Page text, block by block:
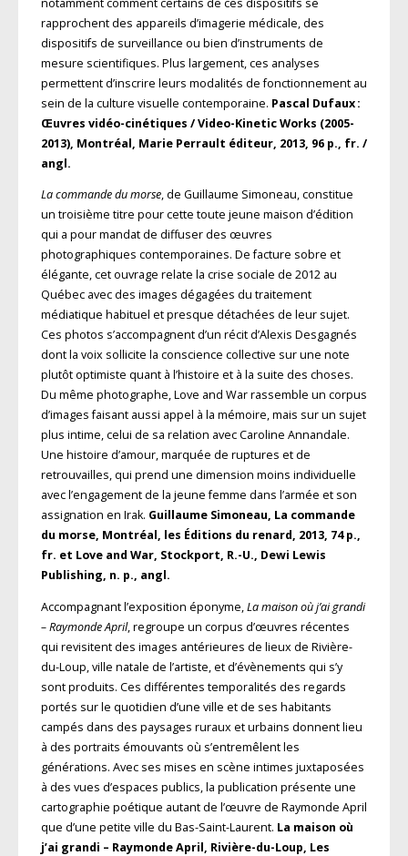
rapprochent des appareils d’imagerie médicale, des
dispositifs de surveillance ou bien d’instruments de
mesure scientifiques. Plus largement, ces analyses
permettent d’inscrire leurs modalités de fonctionnement au
sein de la culture visuelle contemporaine. Pascal Dufaux :
Œuvres vidéo-cinétiques / Video-Kinetic Works (2005-
2013), Montréal, Marie Perrault éditeur, 2013, 96 p., fr. /
angl.
La commande du morse, de Guillaume Simoneau, constitue
un troisième titre pour cette toute jeune maison d’édition
qui a pour mandat de diffuser des œuvres
photographiques contemporaines. De facture sobre et
élégante, cet ouvrage relate la crise sociale de 2012 au
Québec avec des images dégagées du traitement
médiatique habituel et presque détachées de leur sujet.
Ces photos s’accompagnent d’un récit d’Alexis Desgagnés
dont la voix sollicite la conscience collective sur une note
plutôt optimiste quant à l’histoire et à la suite des choses.
Du même photographe, Love and War rassemble un corpus
d’images faisant aussi appel à la mémoire, mais sur un sujet
plus intime, celui de sa relation avec Caroline Annandale.
Une histoire d’amour, marquée de ruptures et de
retrouvailles, qui prend une dimension moins individuelle
avec l’engagement de la jeune femme dans l’armée et son
assignation en Irak. Guillaume Simoneau, La commande
du morse, Montréal, les Éditions du renard, 2013, 74 p.,
fr. et Love and War, Stockport, R.-U., Dewi Lewis
Publishing, n. p., angl.
Accompagnant l’exposition éponyme,La maison où j’ai grandi
– Raymonde April, regroupe un corpus d’œuvres récentes
qui revisitent des images antérieures de lieux de Rivière-
du-Loup, ville natale de l’artiste, et d’évè­nements qui s’y
sont produits. Ces différentes temporalités des regards
portés sur le quotidien d’une ville et de ses habitants
campés dans des paysages ruraux et urbains donnent lieu
à des portraits émouvants où s’entremêlent les
générations. Avec ses mises en scène intimes juxtaposées
à des vues d’espaces publics, la publication présente une
cartographie poétique autant de l’œuvre de Raymonde April
que d’une petite ville du Bas-Saint-Laurent. La maison où
j’ai grandi – Raymonde April, Rivière-du-Loup, Les